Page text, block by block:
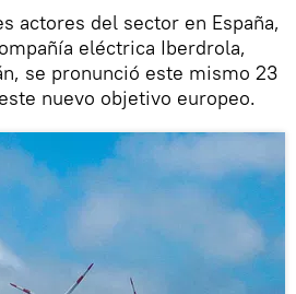
actores del sector en España,
eléctrica Iberdrola,
se pronunció este mismo 23
nuevo objetivo europeo.